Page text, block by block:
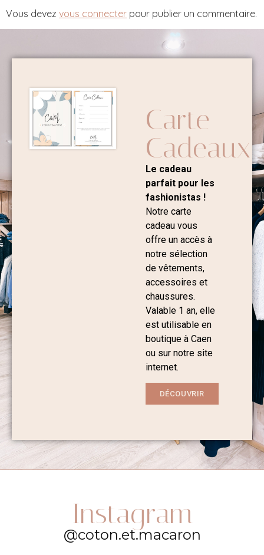
Vous devez vous connecter pour publier un commentaire.
Carte
Cadeaux
Le cadeau
parfait pour les
fashionistas !
Notre carte
cadeau vous
offre un accès à
notre sélection
de vêtements,
accessoires et
chaussures.
Valable 1 an, elle
est utilisable en
boutique à Caen
ou sur notre site
internet.
DÉCOUVRIR
Instagram
@coton.et.macaron